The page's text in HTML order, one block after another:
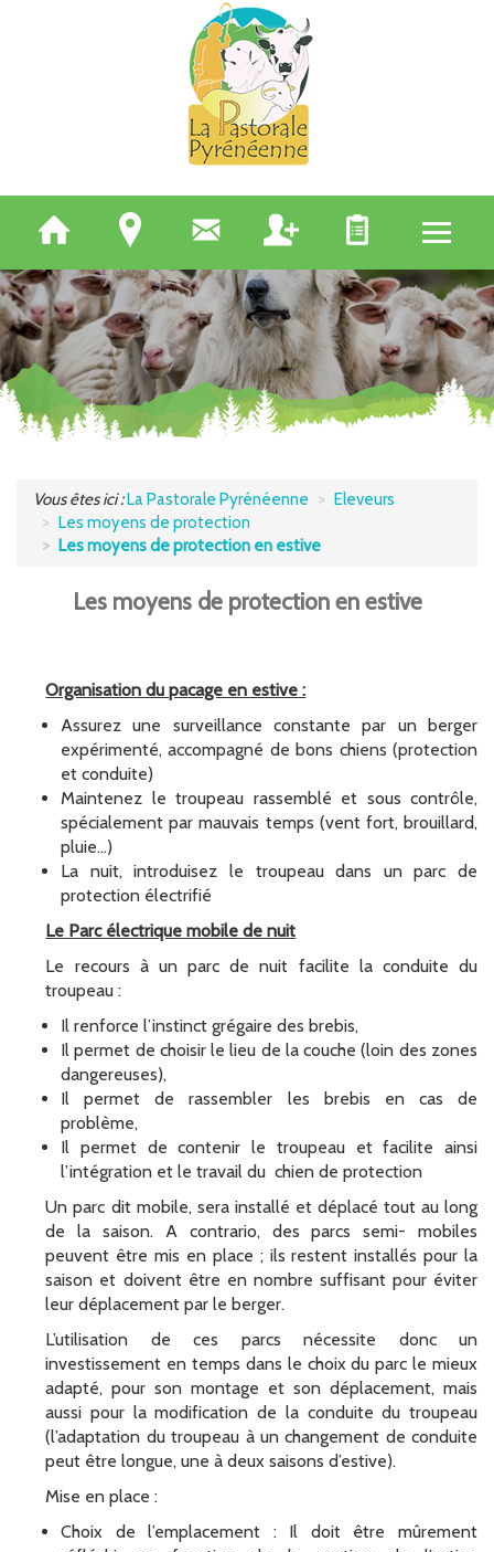
QUI SOMMES-NOUS
ELEVEURS
BERGERS
UTILISATEURS DE MONTAGNE
S'INFORMER
Vous êtes ici :La Pastorale Pyrénéenne
Eleveurs
Les moyens de protection
Les moyens de protection en estive
Les moyens de protection en estive
Organisation du pacage en estive :
Assurez une surveillance constante par un berger
expérimenté, accompagné de bons chiens (protection
et conduite)
Maintenez le troupeau rassemblé et sous contrôle,
spécialement par mauvais temps (vent fort, brouillard,
pluie…)
La nuit, introduisez le troupeau dans un parc de
protection électrifié
Le Parc électrique mobile de nuit
Le recours à un parc de nuit facilite la conduite du
troupeau :
Il renforce l’instinct grégaire des brebis,
Il permet de choisir le lieu de la couche (loin des zones
dangereuses),
Il permet de rassembler les brebis en cas de
problème,
Il permet de contenir le troupeau et facilite ainsi
l’intégration et le travail du chien de protection
Un parc dit mobile, sera installé et déplacé tout au long
de la saison. A contrario, des parcs semi- mobiles
peuvent être mis en place ; ils restent installés pour la
saison et doivent être en nombre suffisant pour éviter
leur déplacement par le berger.
L’utilisation de ces parcs nécessite donc un
investissement en temps dans le choix du parc le mieux
adapté, pour son montage et son déplacement, mais
aussi pour la modification de la conduite du troupeau
(l’adaptation du troupeau à un changement de conduite
peut être longue, une à deux saisons d’estive).
Mise en place :
Choix de l’emplacement : Il doit être mûrement